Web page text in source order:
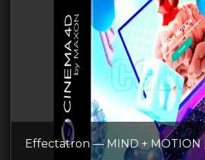
Effectatron — MIND + MOTION